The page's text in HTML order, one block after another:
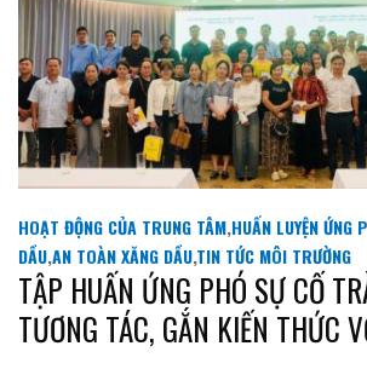
HOẠT ĐỘNG CỦA TRUNG TÂM,HUẤN LUYỆN ỨNG
DẦU,AN TOÀN XĂNG DẦU,TIN TỨC MÔI TRƯỜNG
TẬP HUẤN ỨNG PHÓ SỰ CỐ
TƯƠNG TÁC, GẮN KIẾN THỨC